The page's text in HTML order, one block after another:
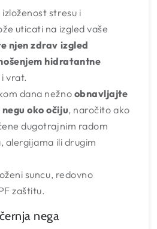
stresu i
uticati na izgled vaše
njen zdrav izgled
hidratantne
vrat.
dana nežno obnavljajte
oko očiju, naročito ako
dugotrajnim radom
alergijama ili drugim
suncu, redovno
zaštitu.
nega